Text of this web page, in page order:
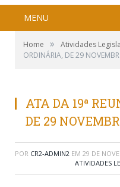
MENU
Home » Atividades
ORDINÁRIA, DE 29
ATA DA 19ª
DE 29
POR CR2-ADMIN2 EM 29 DE
ATIVIDADES